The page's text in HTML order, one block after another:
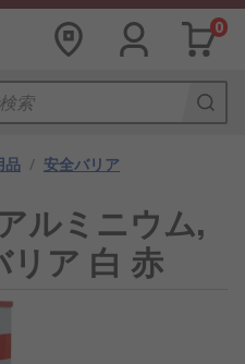
0
品 / 安全バリア
ルミニウム,
リア 白 赤